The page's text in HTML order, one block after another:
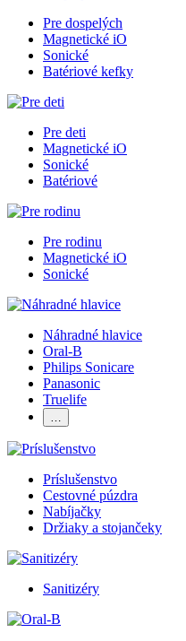
Pre dospelých
Magnetické iO
Sonické
Batériové kefky
Pre deti
Magnetické iO
Sonické
Batériové
Pre rodinu
Magnetické iO
Sonické
Náhradné hlavice
Oral-B
Philips Sonicare
Panasonic
Truelife
…
Príslušenstvo
Cestovné púzdra
Nabíjačky
Držiaky a stojančeky
Sanitizéry